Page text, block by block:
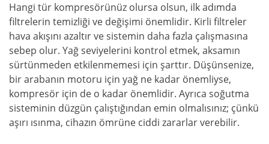
Hangi tür kompresörünüz olursa olsun, ilk adımda
filtrelerin temizliği ve değişimi önemlidir. Kirli filtreler
hava akışını azaltır ve sistemin daha fazla çalışmasına
sebep olur. Yağ seviyelerini kontrol etmek, aksamın
sürtünmeden etkilenmemesi için şarttır. Düşünsenize,
bir arabanın motoru için yağ ne kadar önemliyse,
kompresör için de o kadar önemlidir. Ayrıca soğutma
sisteminin düzgün çalıştığından emin olmalısınız; çünkü
aşırı ısınma, cihazın ömrüne ciddi zararlar verebilir.